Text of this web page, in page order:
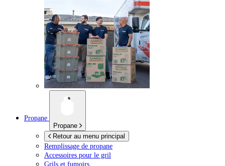
Propane
Propane
Retour au menu principal
Remplissage de propane
Accessoires pour le gril
Grils et fumoirs